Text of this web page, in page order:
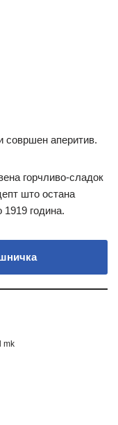
совршен аперитив.
горчливо-сладок
што остана
година.
mk